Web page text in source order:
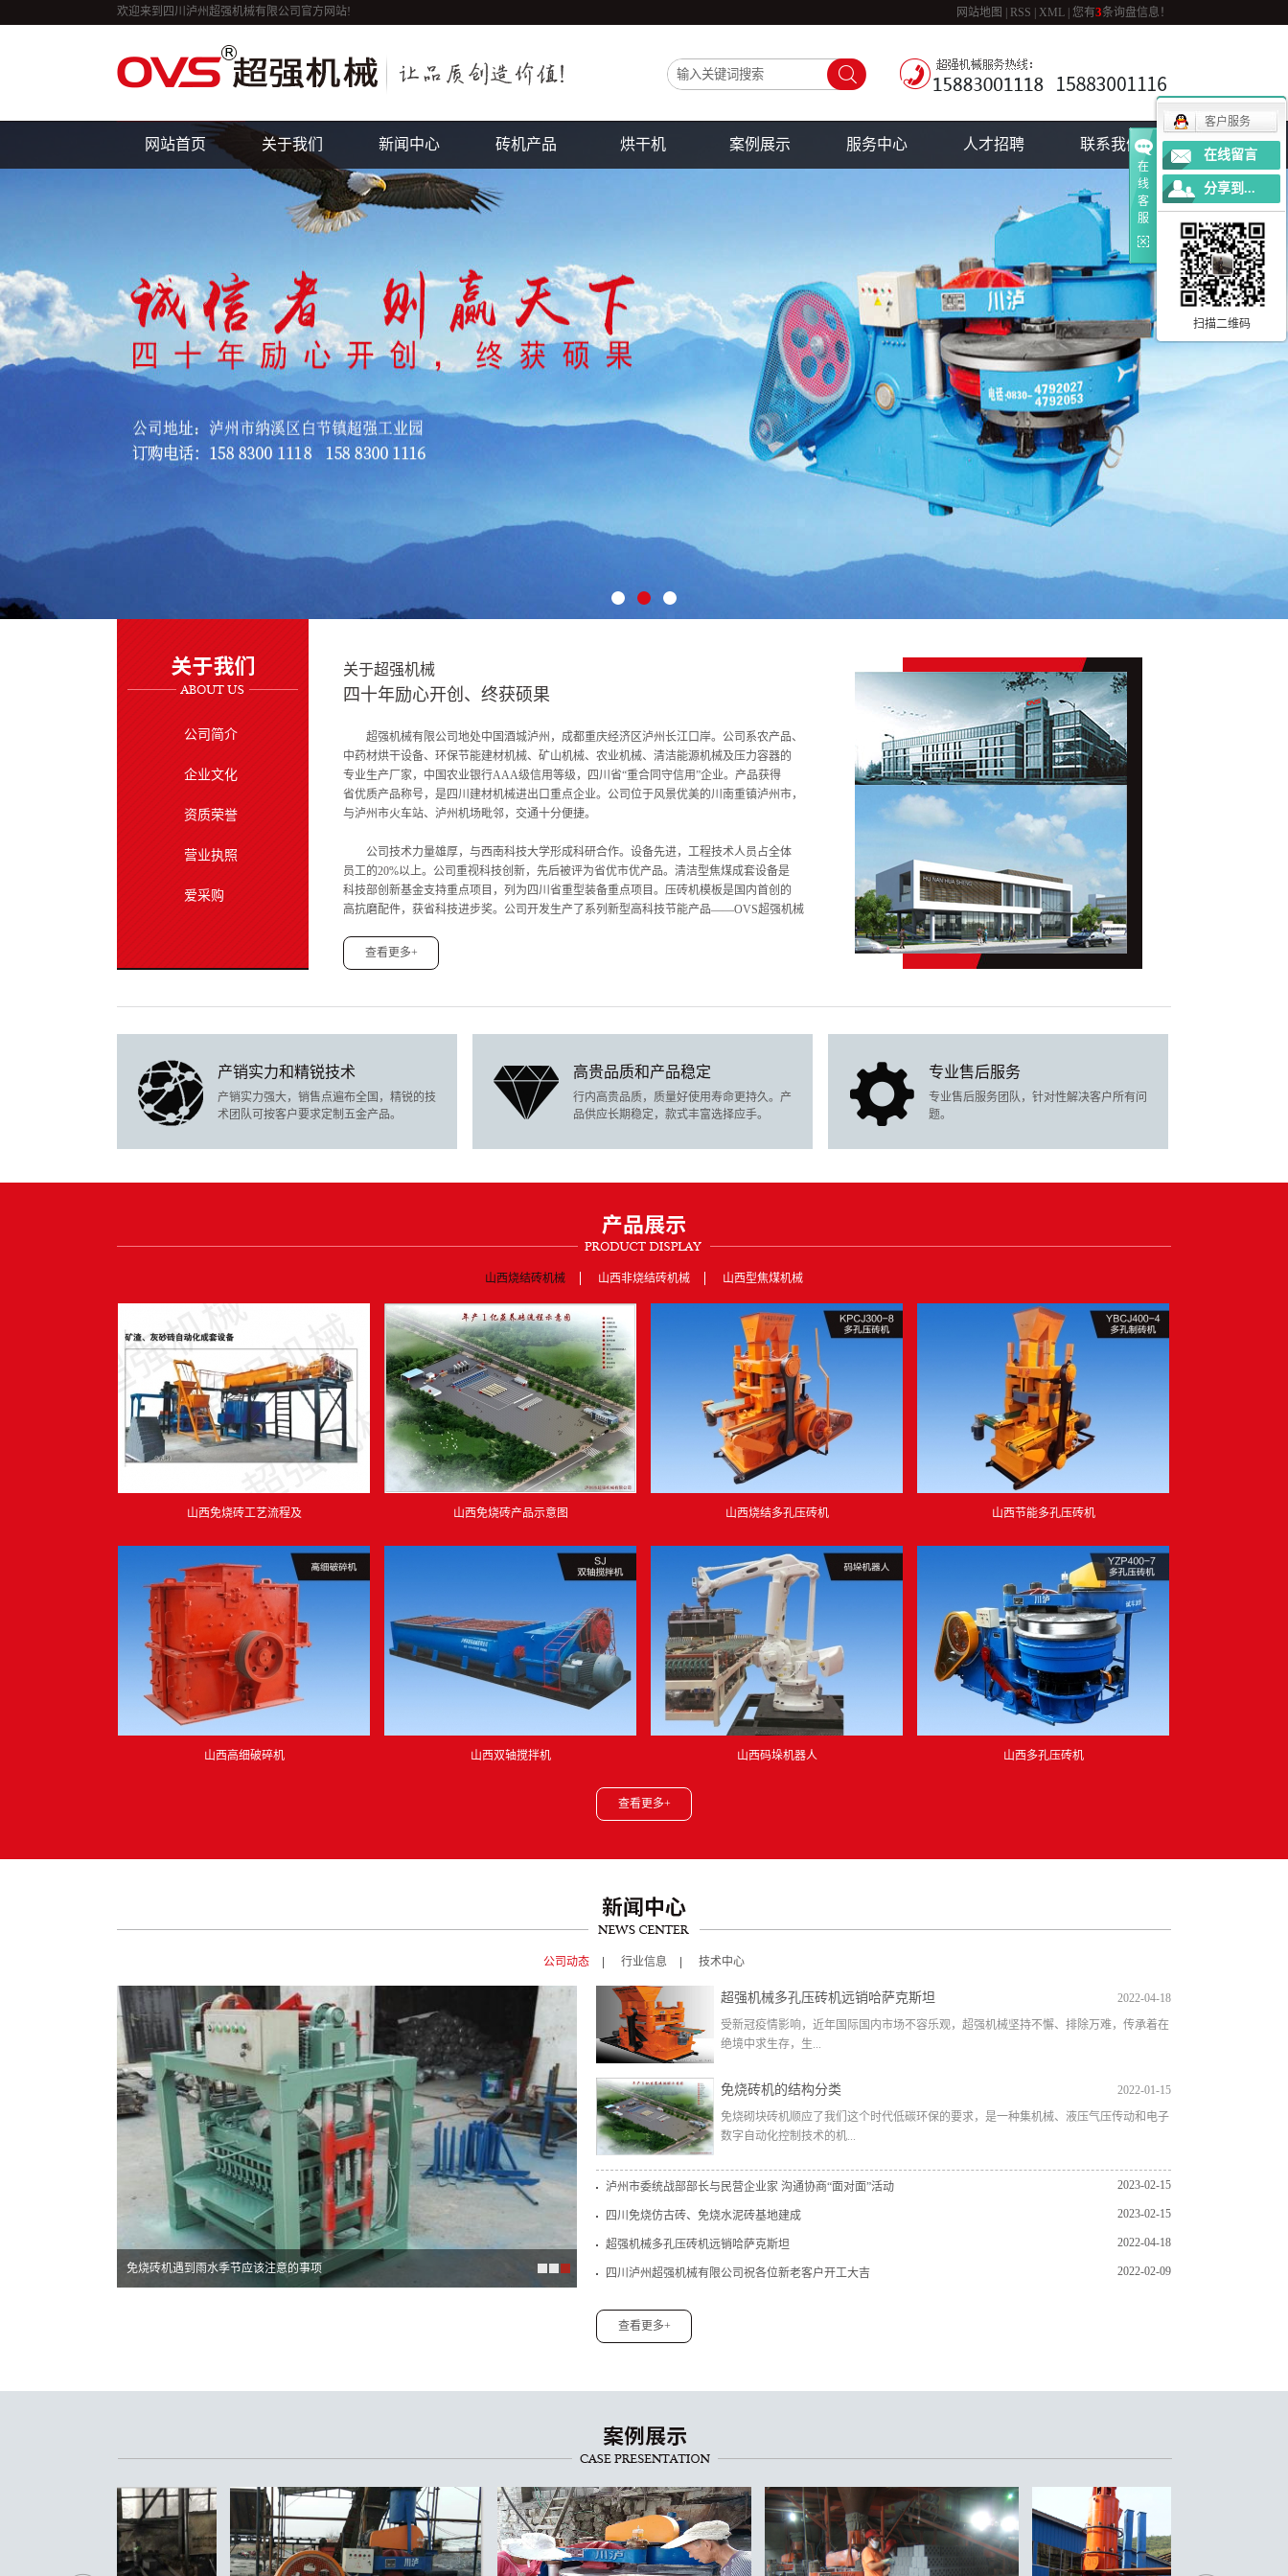
欢迎来到四川泸州超强机械有限公司官方网站! 网站地图 RSS XML 您有3条询盘信息！
网站首页 关于我们 新闻中心 砖机产品 烘干机 案例展示 服务中心 人才招聘 联系我们
3
公司简介
企业文化
资质荣誉
营业执照
爱采购
关于超强机械
四十年励心开创、终获硕果
超强机械有限公司地处中国酒城泸州，成都重庆经济区泸州长江口岸。公司系农产品、
中药材烘干设备、环保节能建材机械、矿山机械、农业机械、清洁能源机械及压力容器的
专业生产厂家，中国农业银行AAA级信用等级，四川省“重合同守信用”企业。产品获得
省优质产品称号，是四川建材机械进出口重点企业。公司位于风景优美的川南重镇泸州市，
与泸州市火车站、泸州机场毗邻，交通十分便捷。
公司技术力量雄厚，与西南科技大学形成科研合作。设备先进，工程技术人员占全体
员工的20%以上。公司重视科技创新，先后被评为省优市优产品。清洁型焦煤成套设备是
科技部创新基金支持重点项目，列为四川省重型装备重点项目。压砖机模板是国内首创的
高抗磨配件，获省科技进步奖。公司开发生产了系列新型高科技节能产品——OVS超强机械
完善的质量保证体系和高水准的技术服务队伍为产品质量提供了强有力保障。
查看更多+
产销实力和精锐技术
产销实力强大，销售点遍布全国，精锐的技
术团队可按客户要求定制五金产品。
高贵品质和产品稳定
行内高贵品质，质量好使用寿命更持久。产
品供应长期稳定，款式丰富选择应手。
专业售后服务
专业售后服务团队，针对性解决客户所有问
题。
山西烧结砖机械 山西非烧结砖机械 山西型焦煤机械
山西免烧砖工艺流程及 山西免烧砖产品示意图 山西烧结多孔压砖机 山西节能多孔压砖机
山西高细破碎机 山西双轴搅拌机 山西码垛机器人 山西多孔压砖机
查看更多+
公司动态 行业信息 技术中心
免烧砖机遇到雨水季节应该注意的事项 超强机械多孔压砖机远销哈萨克斯坦
超强机械多孔压砖机远销哈萨克斯坦
2022-04-18
受新冠疫情影响，近年国际国内市场不容乐观，超强机械坚持不懈、排除万难，传承着在
绝境中求生存，生...
免烧砖机的结构分类
2022-01-15
免烧砌块砖机顺应了我们这个时代低碳环保的要求，是一种集机械、液压气压传动和电子
数字自动化控制技术的机...
泸州市委统战部部长与民营企业家 沟通协商“面对面”活动 2023-02-15
四川免烧仿古砖、免烧水泥砖基地建成 2023-02-15
超强机械多孔压砖机远销哈萨克斯坦 2022-04-18
四川泸州超强机械有限公司祝各位新老客户开工大吉 2022-02-09
查看更多+
在
线
客
服
客户服务
在线留言
分享到...
扫描二维码